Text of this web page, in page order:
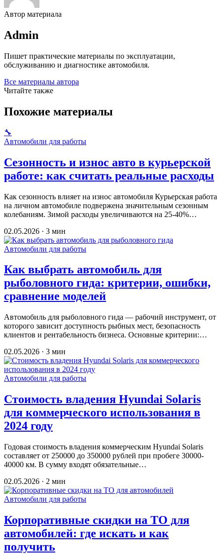
Автор материала
Admin
Пишет практические материалы по эксплуатации,
обслуживанию и диагностике автомобиля.
Все материалы автора
Читайте также
Похожие материалы
🔧
Автомобили для работы
Сезонность и износ авто в курьерской
работе: как считать реальные расходы
Как сезонность влияет на износ автомобиля Курьерская работа
на личном автомобиле подвержена значительным сезонным
колебаниям. Зимой расходы увеличиваются на 25-40%…
02.05.2026 · 3 мин
Автомобили для работы
Как выбрать автомобиль для
рыболовного гида: критерии, ошибки,
сравнение моделей
Автомобиль для рыболовного гида — рабочий инструмент, от
которого зависит доступность рыбных мест, безопасность
клиентов и рентабельность бизнеса. Основные критерии:…
02.05.2026 · 3 мин
Автомобили для работы
Стоимость владения Hyundai Solaris
для коммерческого использования в
2024 году
Годовая стоимость владения коммерческим Hyundai Solaris
составляет от 250000 до 350000 рублей при пробеге 30000-
40000 км. В сумму входят обязательные…
02.05.2026 · 2 мин
Автомобили для работы
Корпоративные скидки на ТО для
автомобилей: где искать и как
получить